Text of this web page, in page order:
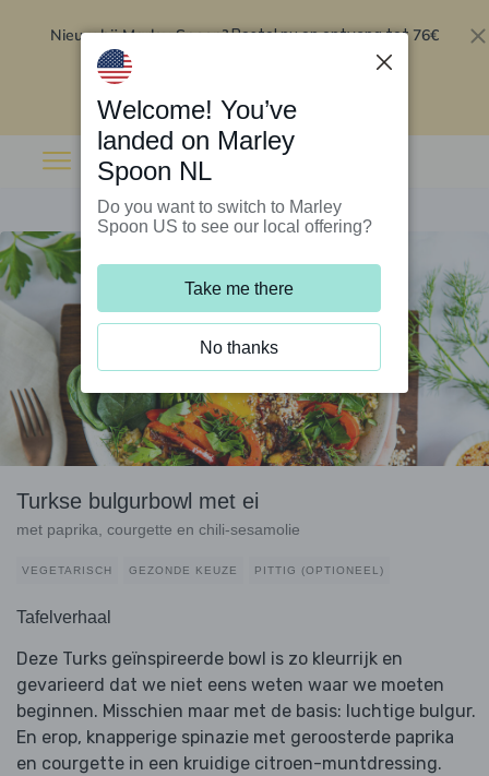
Nieuw bij Marley Spoon?Bestel nu en ontvang tot 76€
Turkse bulgurbowl met ei
met paprika, courgette en chili-sesamolie
VEGETARISCH GEZONDE KEUZE PITTIG (OPTIONEEL)
Tafelverhaal
Deze Turks geïnspireerde bowl is zo kleurrijk en
gevarieerd dat we niet eens weten waar we moeten
beginnen. Misschien maar met de basis: luchtige bulgur.
En erop, knapperige spinazie met geroosterde paprika
en courgette in een kruidige citroen-muntdressing.
Welcome! You’ve
landed on Marley
Spoon NL
Do you want to switch to Marley
Spoon US to see our local offering?
Take me there
No thanks